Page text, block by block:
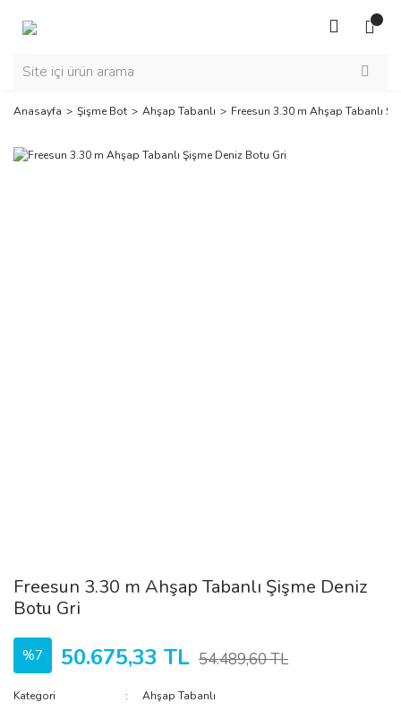
Anasayfa Şişme Bot Ahşap Tabanlı Freesun 3.30 m Ahşap Tabanlı
Freesun 3.30 m Ahşap Tabanlı Şişme Deniz
Botu Gri
%7 50.675,33 TL 54.489,60 TL
Kategori
Ahşap Tabanlı